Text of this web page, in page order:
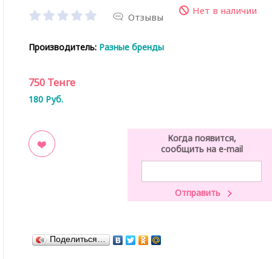
Отзывы
Нет в наличии
Производитель: Разные бренды
750 Тенге
180 Руб.
Когда появится,
сообщить на e-mail
Поделиться…